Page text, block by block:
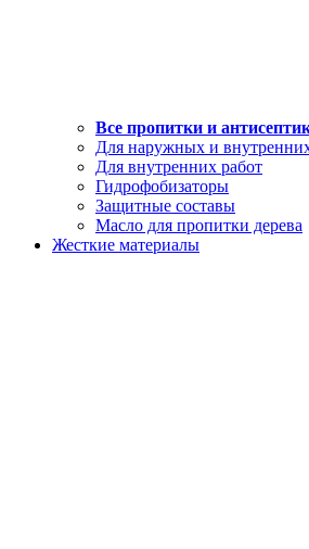
Все пропитки и
Для наружных и
Для внутренних работ
Гидрофобизаторы
Защитные составы
Масло для пропитки дерева
Жесткие материалы